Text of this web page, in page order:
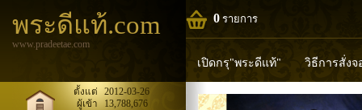
พระดีแท้.com
www.pradeetae.com
0 รายการ
เปิดกรุ"พระดีแท้" วิธีการสั่งจ
หลวงพ่อทวด หลวงปู่ทิม
ตั้งแต่
2012-03-26
ผู้เข้า
13,788,676